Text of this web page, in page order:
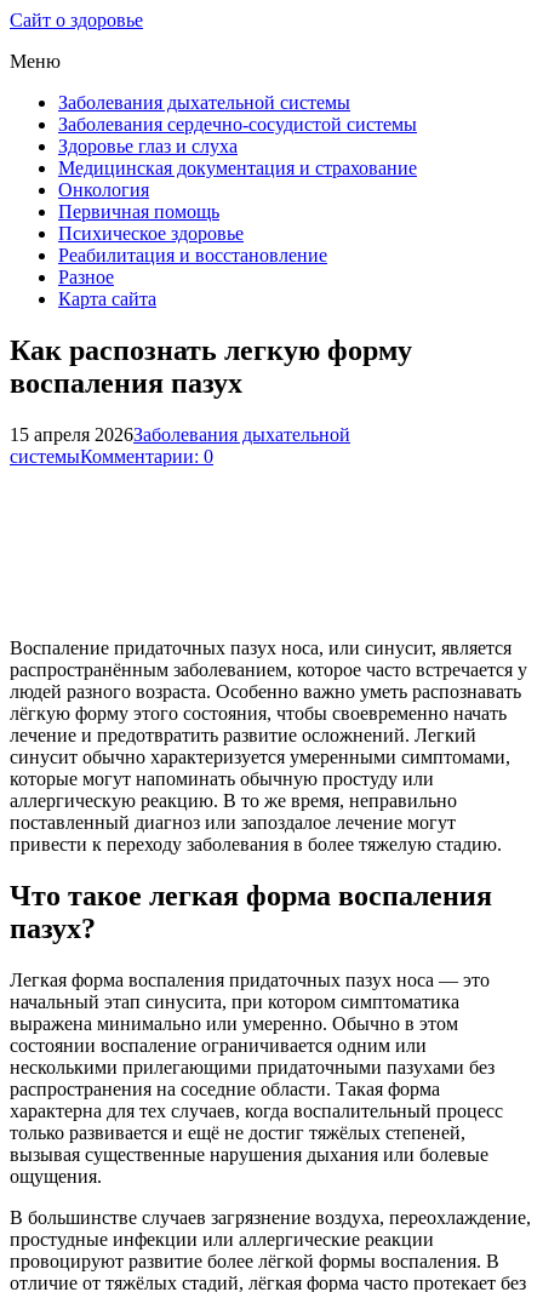
Сайт о здоровье
Меню
Заболевания дыхательной системы
Заболевания сердечно-сосудистой системы
Здоровье глаз и слуха
Медицинская документация и страхование
Онкология
Первичная помощь
Психическое здоровье
Реабилитация и восстановление
Разное
Карта сайта
Как распознать легкую форму
воспаления пазух
15 апреля 2026Заболевания дыхательной
системыКомментарии: 0
Воспаление придаточных пазух носа, или синусит, является
распространённым заболеванием, которое часто встречается у
людей разного возраста. Особенно важно уметь распознавать
лёгкую форму этого состояния, чтобы своевременно начать
лечение и предотвратить развитие осложнений. Легкий
синусит обычно характеризуется умеренными симптомами,
которые могут напоминать обычную простуду или
аллергическую реакцию. В то же время, неправильно
поставленный диагноз или запоздалое лечение могут
привести к переходу заболевания в более тяжелую стадию.
Что такое легкая форма воспаления
пазух?
Легкая форма воспаления придаточных пазух носа — это
начальный этап синусита, при котором симптоматика
выражена минимально или умеренно. Обычно в этом
состоянии воспаление ограничивается одним или
несколькими прилегающими придаточными пазухами без
распространения на соседние области. Такая форма
характерна для тех случаев, когда воспалительный процесс
только развивается и ещё не достиг тяжёлых степеней,
вызывая существенные нарушения дыхания или болевые
ощущения.
В большинстве случаев загрязнение воздуха, переохлаждение,
простудные инфекции или аллергические реакции
провоцируют развитие более лёгкой формы воспаления. В
отличие от тяжёлых стадий, лёгкая форма часто протекает без